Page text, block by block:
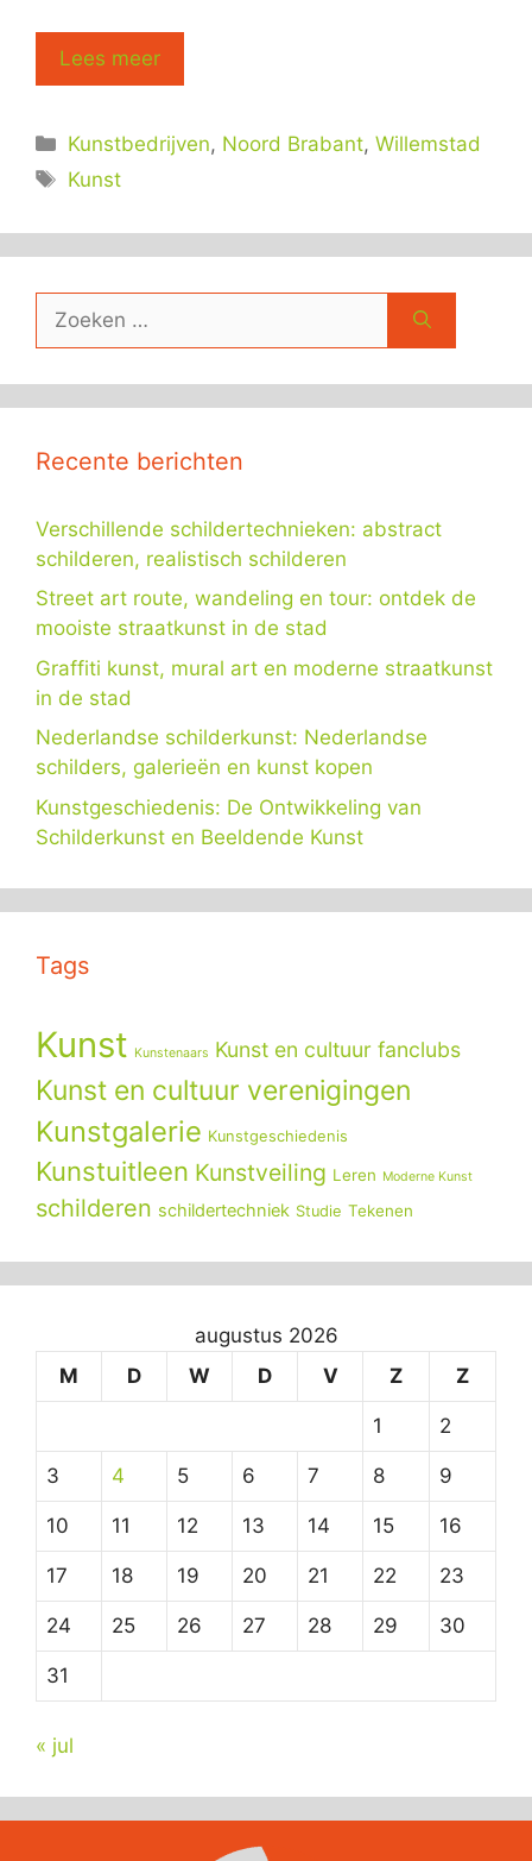
Lees meer
Categorieën
Kunstbedrijven, Noord Brabant,Willemstad
Tags
Kunst
naar:
Recente berichten
Verschillende schildertechnieken: abstract
schilderen, realistisch schilderen
Street art route, wandeling en tour: ontdek de
mooiste straatkunst in de stad
Graffiti kunst, mural art en moderne straatkunst
in de stad
Nederlandse schilderkunst: Nederlandse
schilders, galerieën en kunst kopen
Kunstgeschiedenis: De Ontwikkeling van
Schilderkunst en Beeldende Kunst
Tags
Kunst Kunstenaars Kunst en cultuur fanclubs
Kunst en cultuur verenigingen
Kunstgalerie Kunstgeschiedenis
Kunstuitleen Kunstveiling Leren Moderne Kunst
schilderen schildertechniek Studie Tekenen
augustus 2026
M
D W D V Z Z
1 2
3 4 5 6 7 8 9
10 11 12 13 14 15 16
17 18 19 20 21 22 23
24 25 26 27 28 29 30
31
« jul